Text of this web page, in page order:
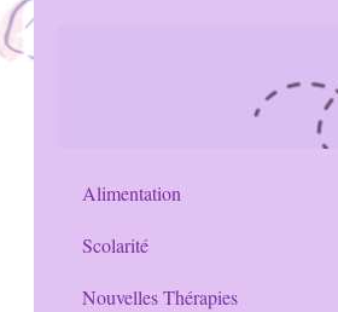
Alimentation
Scolarité
Nouvelles Thérapies